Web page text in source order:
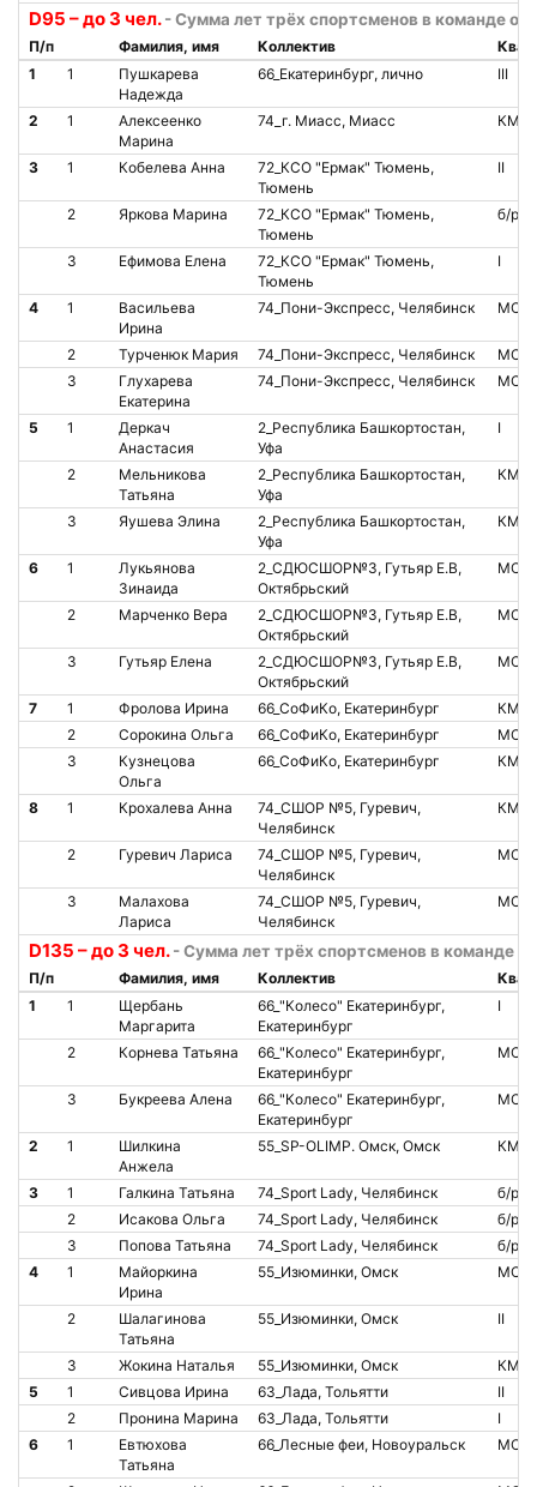
D95 – до 3 чел. - Сумма лет трёх спортсменов в команде от
П/п Фамилия, имя Коллектив
Квал.
1
1
Пушкарева
Надежда
66_Екатеринбург, лично III
2 1
Алексеенко
Марина
74_г. Миасс, Миасс КМС
3 1 Кобелева Анна
72_КСО "Ермак" Тюмень,
Тюмень
II
2 Яркова Марина
72_КСО "Ермак" Тюмень,
Тюмень
б/р
3 Ефимова Елена
72_КСО "Ермак" Тюмень,
Тюмень
I
4 1
Васильева
Ирина
74_Пони-Экспресс, Челябинск МС
2 Турченюк Мария 74_Пони-Экспресс, Челябинск
МС
3
Глухарева
Екатерина
74_Пони-Экспресс, Челябинск МС
5 1
Деркач
Анастасия
2_Республика Башкортостан,
Уфа
I
2
Мельникова
Татьяна
2_Республика Башкортостан,
Уфа
КМС
3 Яушева Элина
2_Республика Башкортостан,
Уфа
КМС
6 1
Лукьянова
Зинаида
2_СДЮСШОР№3, Гутьяр Е.В,
Октябрьский
МС
2 Марченко Вера
2_СДЮСШОР№3, Гутьяр Е.В,
Октябрьский
МС
3 Гутьяр Елена
2_СДЮСШОР№3, Гутьяр Е.В,
Октябрьский
МС
7 1 Фролова Ирина 66_СоФиКо, Екатеринбург
КМС
2
Сорокина Ольга 66_СоФиКо, Екатеринбург
МС
3
Кузнецова
Ольга
66_СоФиКо, Екатеринбург КМС
8 1 Крохалева Анна
74_СШОР №5, Гуревич,
Челябинск
КМС
2 Гуревич Лариса
74_СШОР №5, Гуревич,
Челябинск
МС
3
Малахова
Лариса
74_СШОР №5, Гуревич,
Челябинск
МС
D135 – до 3 чел. - Сумма лет трёх спортсменов в команде
П/п Фамилия, имя Коллектив
Квал.
1
1
Щербань
Маргарита
66_"Колесо" Екатеринбург,
Екатеринбург
I
2 Корнева Татьяна
66_"Колесо" Екатеринбург,
Екатеринбург
МС
3 Букреева Алена
66_"Колесо" Екатеринбург,
Екатеринбург
МС
2 1
Шилкина
Анжела
55_SP-OLIMP. Омск, Омск КМС
3 1 Галкина Татьяна 74_Sport Lady, Челябинск
б/р
2
Исакова Ольга 74_Sport Lady, Челябинск
б/р
3
Попова Татьяна 74_Sport Lady, Челябинск
б/р
4
1
Майоркина
Ирина
55_Изюминки, Омск МС
2
Шалагинова
Татьяна
55_Изюминки, Омск II
3 Жокина Наталья 55_Изюминки, Омск
КМС
5
1 Сивцова Ирина 63_Лада, Тольятти
II
2
Пронина Марина 63_Лада, Тольятти
I
6
1
Евтюхова
Татьяна
66_Лесные феи, Новоуральск МС